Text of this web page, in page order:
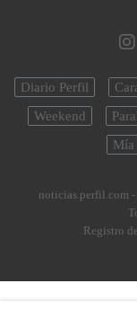
Diario Perfil
Weekend
Mía
noticias.perfil.com
Registro